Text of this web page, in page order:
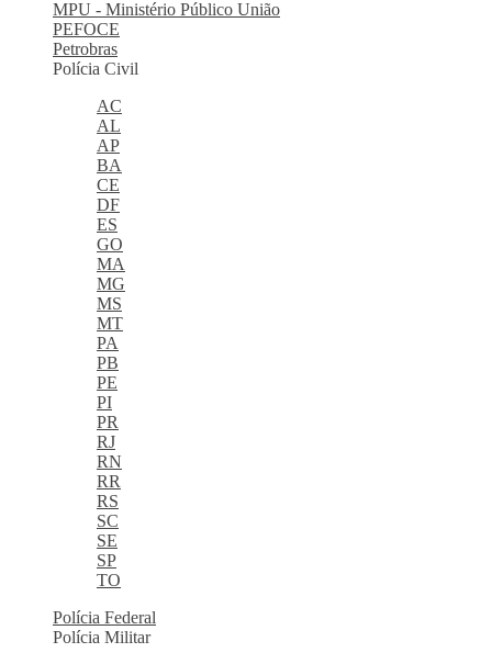
MPU - Ministério Público União
PEFOCE
Petrobras
Polícia Civil
AC
AL
AP
BA
CE
DF
ES
GO
MA
MG
MS
MT
PA
PB
PE
PI
PR
RJ
RN
RR
RS
SC
SE
SP
TO
Polícia Federal
Polícia Militar